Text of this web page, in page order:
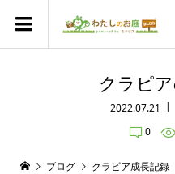
クラピ
2022.07.21
0
ブログ クラピア成長記録